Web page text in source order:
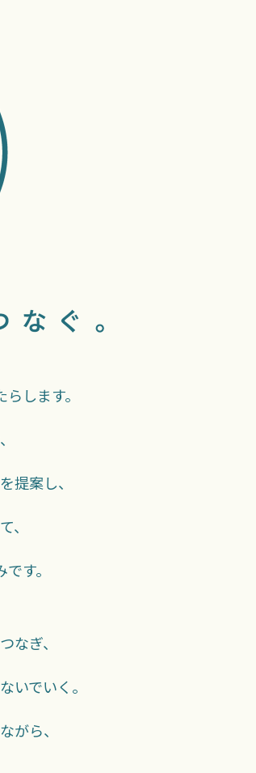
します。
提案し、
、
す。
なぎ、
いでいく。
がら、